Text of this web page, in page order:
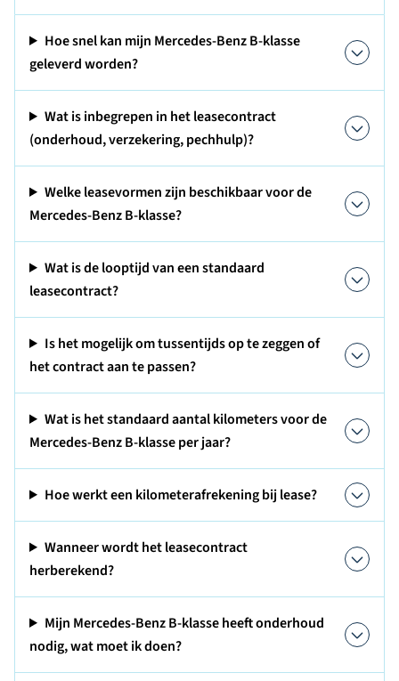
Hoe snel kan mijn Mercedes-Benz B-klasse
geleverd worden?
Wat is inbegrepen in het leasecontract
(onderhoud, verzekering, pechhulp)?
Welke leasevormen zijn beschikbaar voor de
Mercedes-Benz B-klasse?
Wat is de looptijd van een standaard
leasecontract?
Is het mogelijk om tussentijds op te zeggen of
het contract aan te passen?
Wat is het standaard aantal kilometers voor de
Mercedes-Benz B-klasse per jaar?
Hoe werkt een kilometerafrekening bij lease?
Wanneer wordt het leasecontract
herberekend?
Mijn Mercedes-Benz B-klasse heeft onderhoud
nodig, wat moet ik doen?